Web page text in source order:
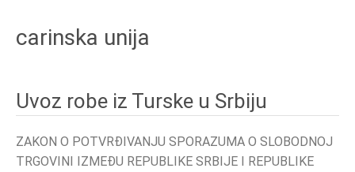
carinska unija
Uvoz robe iz Turske u Srbiju
ZAKON O POTVRĐIVANJU SPORAZUMA O SLOBODNOJ
TRGOVINI IZMEĐU REPUBLIKE SRBIJE I REPUBLIKE